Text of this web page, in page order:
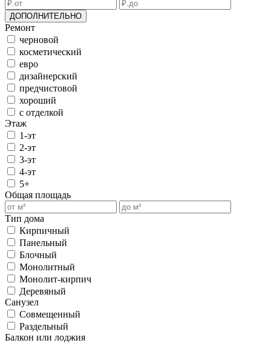
ДОПОЛНИТЕЛЬНО
Ремонт
черновой
косметический
евро
дизайнерский
предчистовой
хороший
с отделкой
Этаж
1-эт
2-эт
3-эт
4-эт
5+
Общая площадь
Тип дома
Кирпичный
Панельный
Блочный
Монолитный
Монолит-кирпич
Деревяный
Санузел
Совмещенный
Раздельный
Балкон или лоджия